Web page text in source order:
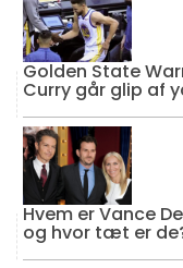
Golden State
Curry går glip af
Hvem er Vance
og hvor tæt er